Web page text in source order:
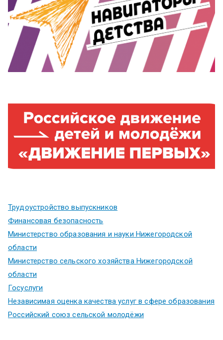
Трудоустройство выпускников
Финансовая безопасность
Министерство образования и науки Нижегородской
области
Министерство сельского хозяйства Нижегородской
области
Госуслуги
Независимая оценка качества услуг в сфере образования
Российский союз сельской молодёжи